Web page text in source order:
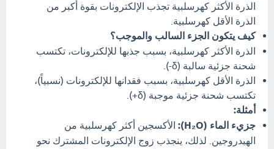
الذرة الأكثر كهرسلبية تجذب الإلكترونات بقوة أكبر من
الذرة الأقل كهرسلبية.
كيف يتكون الجزء السالب والموجب؟
الذرة الأكثر كهرسلبية، بسبب جذبها للإلكترونات، تكتسب
شحنة جزئية سالبة (δ-).
الذرة الأقل كهرسلبية، بسبب فقدانها للإلكترونات (نسبياً)،
تكتسب شحنة جزئية موجبة (δ+).
أمثلة:
جزيء الماء (H₂O):
الأكسجين أكثر كهرسلبية من
الهيدروجين. لذلك، ينجذب زوج الإلكترونات المشترك نحو